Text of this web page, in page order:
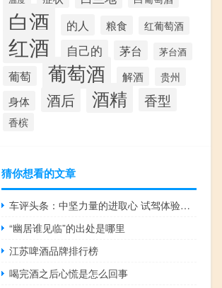
白酒 的人 粮食 红葡萄酒
红酒 自己的 茅台 茅台酒
葡萄 葡萄酒 解酒 贵州
身体 酒后 酒精 香型
香槟
猜你想看的文章
车评头条：中坚力量的进取心 试驾体验新BMW 5系
“幽居谁见临”的出处是哪里
江苏啤酒品牌排行榜
喝完酒之后心慌是怎么回事